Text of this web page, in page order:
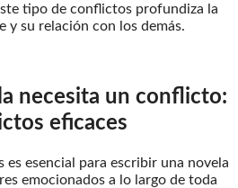
tipo de conflictos profundiza la
y su relación con los demás.
necesita un conflicto:
eficaces
esencial para escribir una novela
emocionados a lo largo de toda